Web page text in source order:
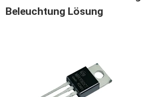
Beleuchtung Lösung